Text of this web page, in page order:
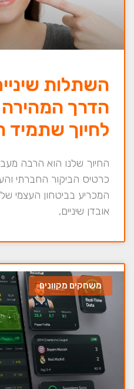
השתלות
הדרך
לחיוך שתמיד
החיוך שלנו הוא הרבה
כרטיס הביקור החברתי
המכריע בביטחון העצמי
אובדן שיניים,
משחקים מקוונים